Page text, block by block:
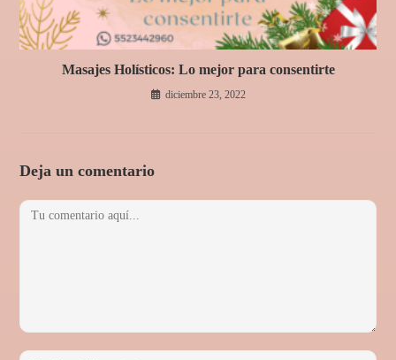
Masajes Holísticos: Lo mejor para consentirte
diciembre 23, 2022
Deja un comentario